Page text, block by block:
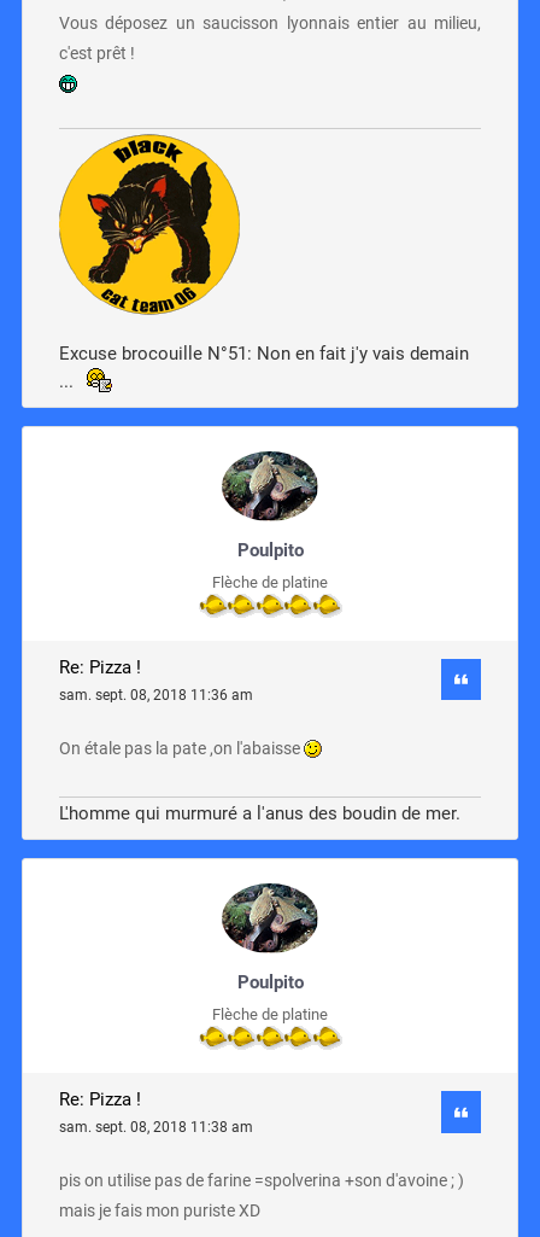
Vous déposez un saucisson lyonnais entier au milieu,
c'est prêt !
Excuse brocouille N°51: Non en fait j'y vais demain
...
Poulpito
Flèche de platine
Re: Pizza !
sam. sept. 08, 2018 11:36 am
On étale pas la pate ,on l'abaisse
L'homme qui murmuré a l'anus des boudin de mer.
Poulpito
Flèche de platine
Re: Pizza !
sam. sept. 08, 2018 11:38 am
pis on utilise pas de farine =spolverina +son d'avoine ; )
mais je fais mon puriste XD